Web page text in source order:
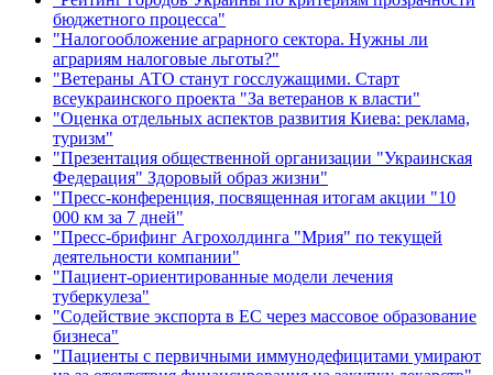
бюджетного процесса"
"Налогообложение аграрного сектора. Нужны ли
аграриям налоговые льготы?"
"Ветераны АТО станут госслужащими. Старт
всеукраинского проекта "За ветеранов к власти"
"Оценка отдельных аспектов развития Киева: реклама,
туризм"
"Презентация общественной организации "Украинская
Федерация" Здоровый образ жизни"
"Пресс-конференция, посвященная итогам акции "10
000 км за 7 дней"
"Пресс-брифинг Агрохолдинга "Мрия" по текущей
деятельности компании"
"Пациент-ориентированные модели лечения
туберкулеза"
"Содействие экспорта в ЕС через массовое образование
бизнеса"
"Пациенты с первичными иммунодефицитами умирают